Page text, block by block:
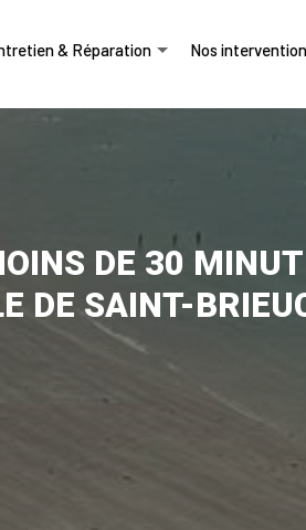
& Réparation Nos
DE 30
DE SAINT-